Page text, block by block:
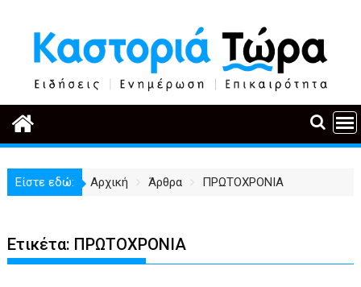
περιεχόμενο
Είστε εδώ: Αρχική Άρθρα ΠΡΩΤΟΧΡΟΝΙΑ
Ετικέτα: ΠΡΩΤΟΧΡΟΝΙΑ